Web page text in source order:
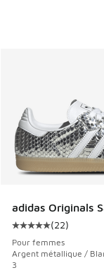
adidas Originals
Cote moyenne
(22)
Pour femmes
Argent métallique /
3